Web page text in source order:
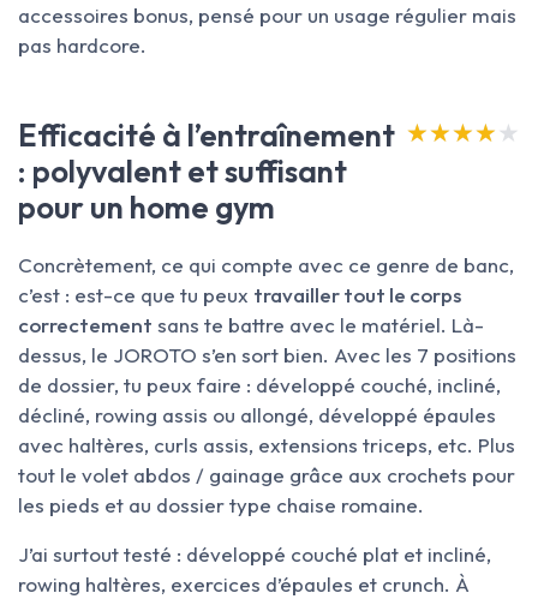
accessoires bonus, pensé pour un usage régulier mais
pas hardcore.
Efficacité à l’entraînement
: polyvalent et suffisant
pour un home gym
★★★★★
★★★★★
Concrètement, ce qui compte avec ce genre de banc,
c’est : est-ce que tu peux travailler tout le corps
correctement sans te battre avec le matériel. Là-
dessus, le JOROTO s’en sort bien. Avec les 7 positions
de dossier, tu peux faire : développé couché, incliné,
décliné, rowing assis ou allongé, développé épaules
avec haltères, curls assis, extensions triceps, etc. Plus
tout le volet abdos / gainage grâce aux crochets pour
les pieds et au dossier type chaise romaine.
J’ai surtout testé : développé couché plat et incliné,
rowing haltères, exercices d’épaules et crunch. À